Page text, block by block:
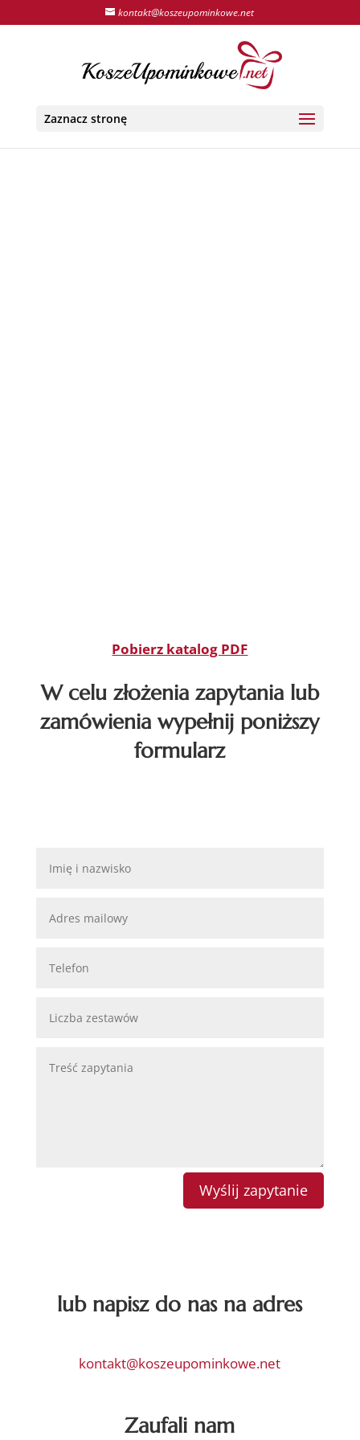
kontakt@koszeupominkowe.net
Zaznacz stronę
Pobierz katalog PDF
W celu złożenia zapytania lub
zamówienia wypełnij poniższy
formularz
Wyślij zapytanie
lub napisz do nas na adres
kontakt@koszeupominkowe.net
Zaufali nam